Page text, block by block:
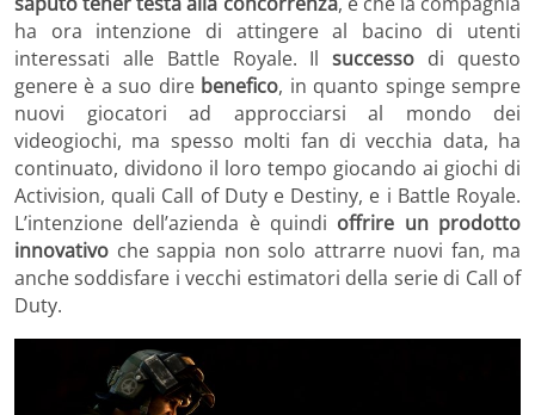
ha ora intenzione di attingere al bacino di utenti
interessati alle Battle Royale. Ilsuccesso di questo
genere è a suo dire benefico, in quanto spinge sempre
nuovi giocatori ad approcciarsi al mondo dei
videogiochi, ma spesso molti fan di vecchia data, ha
continuato, dividono il loro tempo giocando ai giochi di
Activision, quali Call of Duty e Destiny, e i Battle Royale.
L’intenzione dell’azienda è quindi offrire un prodotto
innovativo che sappia non solo attrarre nuovi fan, ma
anche soddisfare i vecchi estimatori della serie di Call of
Duty.